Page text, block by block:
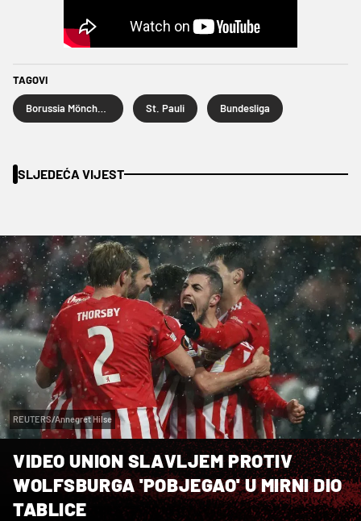
TAGOVI
St. Pauli Bundesliga
SLJEDEĆA VIJEST
REUTERS/Annegret Hilse
VIDEO UNION SLAVLJEM PROTIV
WOLFSBURGA 'POBJEGAO' U MIRNI DIO
TABLICE